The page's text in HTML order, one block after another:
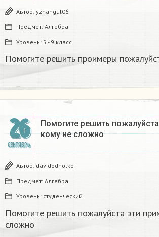
Автор: yzhangul06
Предмет: Алгебра
Уровень: 5 - 9 класс
Помогите решить проимеры
26
СЕНТЯБРЬ
Помогите решить
кому не сложно
Автор: davidodnolko
Предмет: Алгебра
Уровень: студенческий
Помогите решить пожалуйста эти
сложно